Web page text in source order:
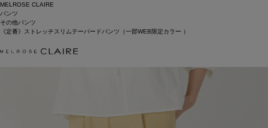
MELROSE CLAIRE
パンツ
その他パンツ
《定番》ストレッチスリムテーパードパンツ（一部WEB限定カラー ）